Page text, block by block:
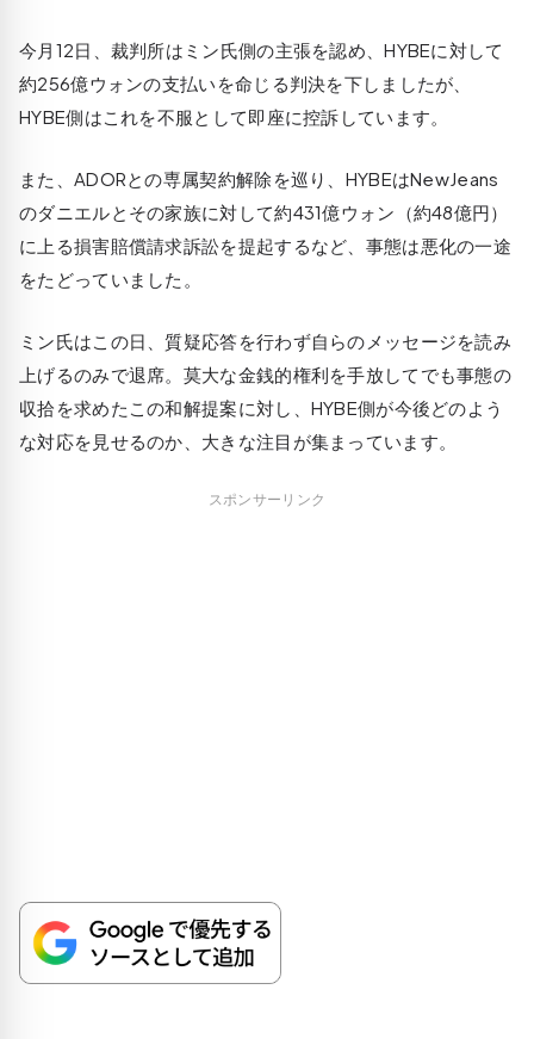
今月12日、裁判所はミン氏側の主張を認め、HYBEに対して
約256億ウォンの支払いを命じる判決を下しましたが、
HYBE側はこれを不服として即座に控訴しています。
また、ADORとの専属契約解除を巡り、HYBEはNewJeans
のダニエルとその家族に対して約431億ウォン（約48億円）
に上る損害賠償請求訴訟を提起するなど、事態は悪化の一途
をたどっていました。
ミン氏はこの日、質疑応答を行わず自らのメッセージを読み
上げるのみで退席。莫大な金銭的権利を手放してでも事態の
収拾を求めたこの和解提案に対し、HYBE側が今後どのよう
な対応を見せるのか、大きな注目が集まっています。
スポンサーリンク